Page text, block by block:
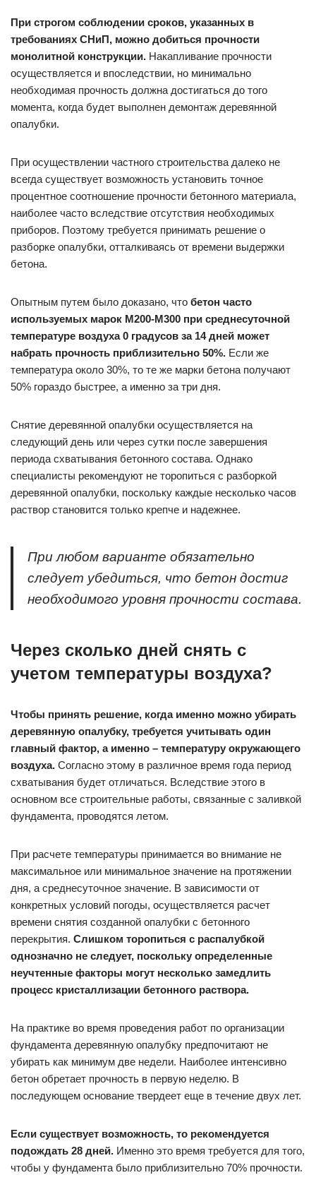
При строгом соблюдении сроков, указанных в
требованиях СНиП, можно добиться прочности
монолитной конструкции. Накапливание прочности
осуществляется и впоследствии, но минимально
необходимая прочность должна достигаться до того
момента, когда будет выполнен демонтаж деревянной
опалубки.
При осуществлении частного строительства далеко не
всегда существует возможность установить точное
процентное соотношение прочности бетонного материала,
наиболее часто вследствие отсутствия необходимых
приборов. Поэтому требуется принимать решение о
разборке опалубки, отталкиваясь от времени выдержки
бетона.
Опытным путем было доказано, что бетон часто
используемых марок М200-М300 при среднесуточной
температуре воздуха 0 градусов за 14 дней может
набрать прочность приблизительно 50%. Если же
температура около 30%, то те же марки бетона получают
50% гораздо быстрее, а именно за три дня.
Снятие деревянной опалубки осуществляется на
следующий день или через сутки после завершения
периода схватывания бетонного состава. Однако
специалисты рекомендуют не торопиться с разборкой
деревянной опалубки, поскольку каждые несколько часов
раствор становится только крепче и надежнее.
При любом варианте обязательно
следует убедиться, что бетон достиг
необходимого уровня прочности состава.
Через сколько дней снять с
учетом температуры воздуха?
Чтобы принять решение, когда именно можно убирать
деревянную опалубку, требуется учитывать один
главный фактор, а именно – температуру окружающего
воздуха. Согласно этому в различное время года период
схватывания будет отличаться. Вследствие этого в
основном все строительные работы, связанные с заливкой
фундамента, проводятся летом.
При расчете температуры принимается во внимание не
максимальное или минимальное значение на протяжении
дня, а среднесуточное значение. В зависимости от
конкретных условий погоды, осуществляется расчет
времени снятия созданной опалубки с бетонного
перекрытия. Слишком торопиться с распалубкой
однозначно не следует, поскольку определенные
неучтенные факторы могут несколько замедлить
процесс кристаллизации бетонного раствора.
На практике во время проведения работ по организации
фундамента деревянную опалубку предпочитают не
убирать как минимум две недели. Наиболее интенсивно
бетон обретает прочность в первую неделю. В
последующем основание твердеет еще в течение двух лет.
Если существует возможность, то рекомендуется
подождать 28 дней. Именно это время требуется для того,
чтобы у фундамента было приблизительно 70% прочности.